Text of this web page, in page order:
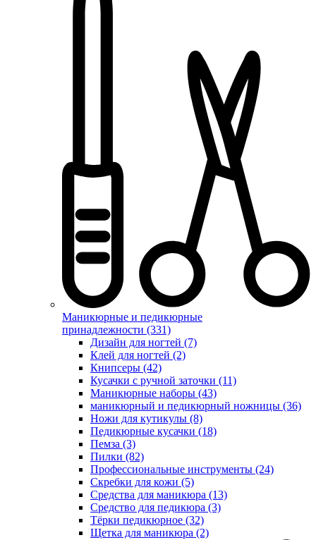
Маникюрные и педикюрные
принадлежности (331)
Дизайн для ногтей (7)
Клей для ногтей (2)
Книпсеры (42)
Кусачки с ручной заточки (11)
Маникюрные наборы (43)
маникюрный и педикюрный ножницы (36)
Ножи для кутикулы (8)
Педикюрные кусачки (18)
Пемза (3)
Пилки (82)
Профессиональные инструменты (24)
Скребки для кожи (5)
Средства для маникюра (13)
Средство для педикюра (3)
Тёрки педикюрное (32)
Щетка для маникюра (2)